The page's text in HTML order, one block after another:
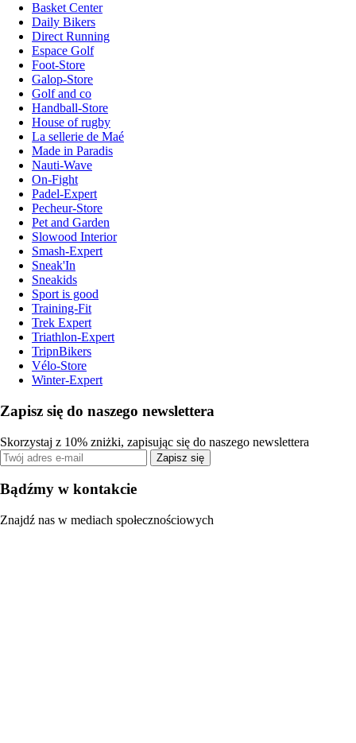
Basket Center
Daily Bikers
Direct Running
Espace Golf
Foot-Store
Galop-Store
Golf and co
Handball-Store
House of rugby
La sellerie de Maé
Made in Paradis
Nauti-Wave
On-Fight
Padel-Expert
Pecheur-Store
Pet and Garden
Slowood Interior
Smash-Expert
Sneak'In
Sneakids
Sport is good
Training-Fit
Trek Expert
Triathlon-Expert
TripnBikers
Vélo-Store
Winter-Expert
Zapisz się do naszego newslettera
Skorzystaj z 10% zniżki, zapisując się do naszego newslettera
Zapisz się
Bądźmy w kontakcie
Znajdź nas w mediach społecznościowych